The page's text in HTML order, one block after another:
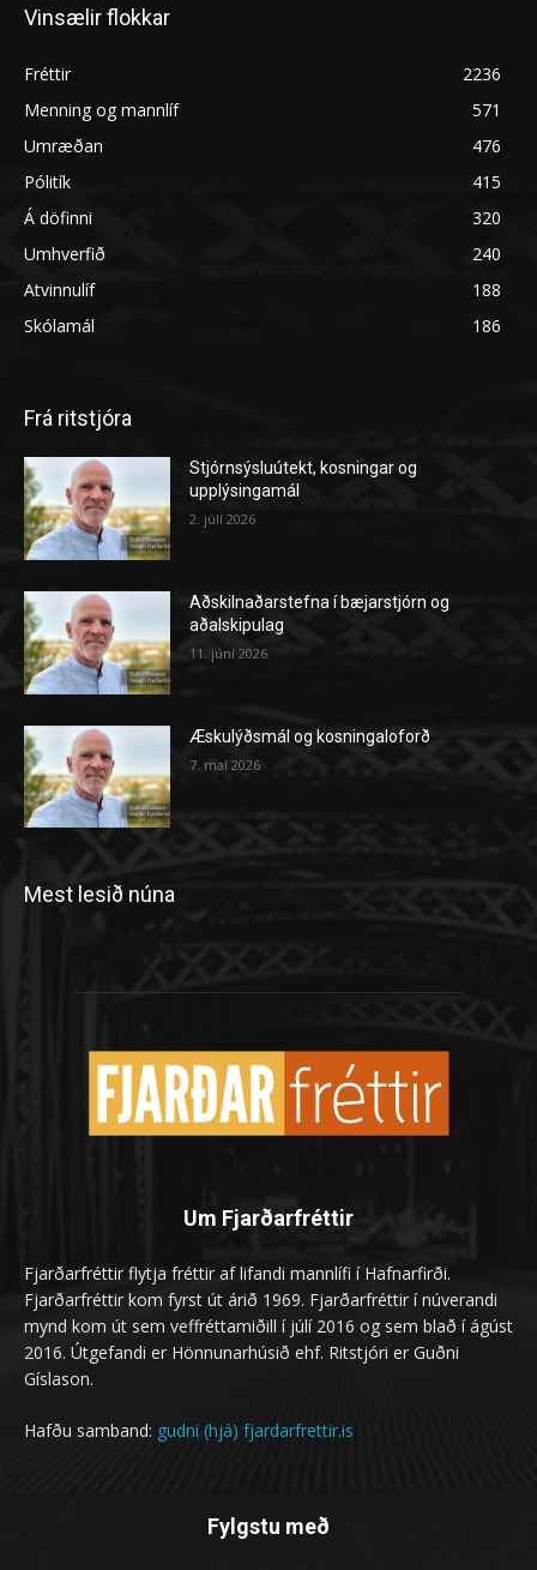
Vinsælir flokkar
Fréttir
2236
Menning og mannlíf
571
Umræðan
476
Pólitík
415
Á döfinni
320
Umhverfið
240
Atvinnulíf
188
Skólamál
186
Frá ritstjóra
Stjórnsýsluútekt, kosningar og
upplýsingamál
2. júlí 2026
Aðskilnaðarstefna í bæjarstjórn og
aðalskipulag
11. júní 2026
Æskulýðsmál og kosningaloforð
7. maí 2026
Mest lesið núna
Um Fjarðarfréttir
Fjarðarfréttir flytja fréttir af lifandi mannlífi í Hafnarfirði.
Fjarðarfréttir kom fyrst út árið 1969. Fjarðarfréttir í núverandi
mynd kom út sem veffréttamiðill í júlí 2016 og sem blað í ágúst
2016. Útgefandi er Hönnunarhúsið ehf. Ritstjóri er Guðni
Gíslason.
Hafðu samband: gudni (hjá) fjardarfrettir.is
Fylgstu með